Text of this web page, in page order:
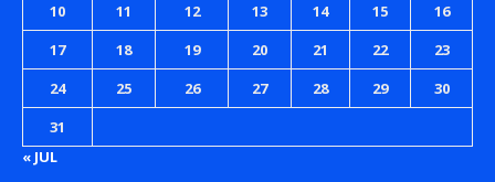
10
11 12 13 14 15
16
17
18 19 20 21 22
23
24
25 26 27 28 29
30
31
« JUL